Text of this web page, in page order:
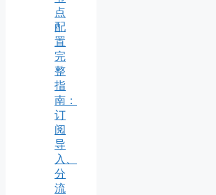
点
配
置
完
整
指
南：
订
阅
导
入、
分
流